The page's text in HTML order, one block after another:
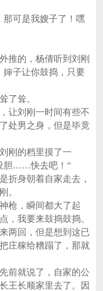
可是我嫂子了！嘿
的，杨倩听到刘刚
婶子让你鼓捣，只要
了耸。
刘刚一时间有些不
处男之身，但是毕竟
刚的档里摸了一
胆……快去吧！”
身朝着自家走去，
。
枪，瞬间都大了起
，我要来鼓捣鼓捣。
回，但是想到这已
庄稼给糟蹋了，那就
就说了，自家的公
王长顺家里去了。因